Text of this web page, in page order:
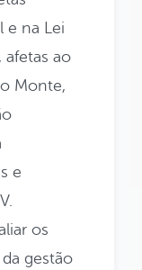
e na Lei
afetas ao
Monte,
e
os
gestão